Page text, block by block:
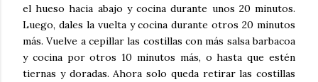
el hueso hacia abajo y cocina durante unos 20 minutos.
Luego, dales la vuelta y cocina durante otros 20 minutos
más. Vuelve a cepillar las costillas con más salsa barbacoa
y cocina por otros 10 minutos más, o hasta que estén
tiernas y doradas. Ahora solo queda retirar las costillas